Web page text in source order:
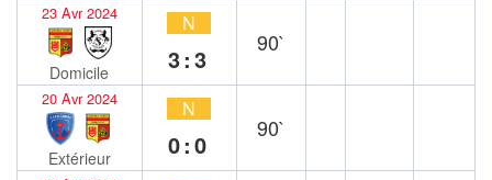
23 Avr 2024
Domicile
N
3:3
90`
20 Avr 2024
Extérieur
N
0:0
90`